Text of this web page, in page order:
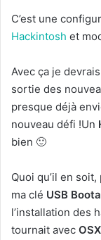
C’est une
Hackintosh et
Avec ça je
sortie des
presque déjà
nouveau défi !Un
bien 🙂
Quoi qu’il en
ma clé USB
l’installation des
tournait avec